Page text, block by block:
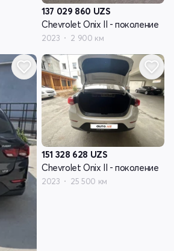
137 029 860 UZS
Chevrolet Onix II - поколение
2023 2 900 км
151 328 628 UZS
Chevrolet Onix II - поколение
2023 25 500 км